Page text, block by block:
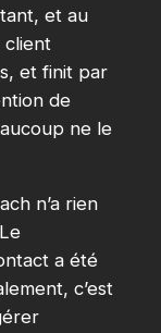
et au
client
et finit par
de
ne le
n’a rien
a été
c’est